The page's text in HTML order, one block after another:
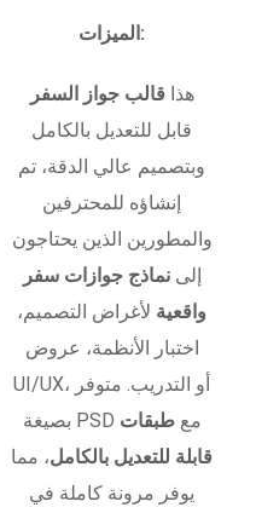
الميزات:
هذا قالب جواز السفر
قابل للتعديل بالكامل
وبتصميم عالي الدقة، تم
إنشاؤه للمحترفين
والمطورين الذين يحتاجون
إلىنماذج جوازات سفر
واقعية لأغراض التصميم،
اختبار الأنظمة، عروض
UI/UX، أو التدريب. متوفر
بصيغة PSD معطبقات
قابلة للتعديل بالكامل، مما
يوفر مرونة كاملة في